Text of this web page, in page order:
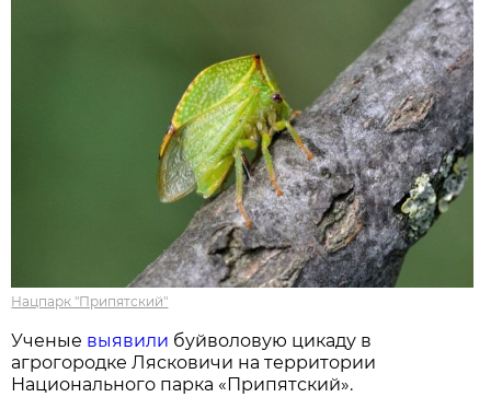
Нацпарк "Припятский"
Ученые выявили буйволовую цикаду в
агрогородке Лясковичи на территории
Национального парка «Припятский».